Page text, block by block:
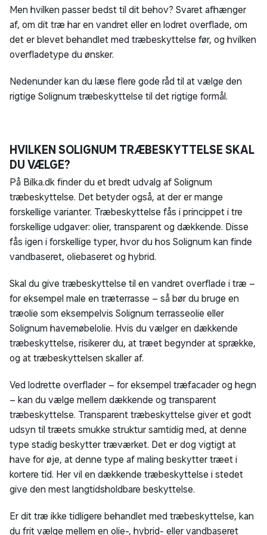
Men hvilken passer bedst til dit behov? Svaret afhænger
af, om dit træ har en vandret eller en lodret overflade, om
det er blevet behandlet med træbeskyttelse før, og hvilken
overfladetype du ønsker.
Nedenunder kan du læse flere gode råd til at vælge den
rigtige Solignum træbeskyttelse til det rigtige formål.
HVILKEN SOLIGNUM TRÆBESKYTTELSE SKAL
DU VÆLGE?
På Bilka.dk finder du et bredt udvalg af Solignum
træbeskyttelse. Det betyder også, at der er mange
forskellige varianter. Træbeskyttelse fås i princippet i tre
forskellige udgaver: olier, transparent og dækkende. Disse
fås igen i forskellige typer, hvor du hos Solignum kan finde
vandbaseret, oliebaseret og hybrid.
Skal du give træbeskyttelse til en vandret overflade i træ –
for eksempel male en træterrasse – så bør du bruge en
træolie som eksempelvis Solignum terrasseolie eller
Solignum havemøbelolie. Hvis du vælger en dækkende
træbeskyttelse, risikerer du, at træet begynder at sprække,
og at træbeskyttelsen skaller af.
Ved lodrette overflader – for eksempel træfacader og hegn
– kan du vælge mellem dækkende og transparent
træbeskyttelse. Transparent træbeskyttelse giver et godt
udsyn til træets smukke struktur samtidig med, at denne
type stadig beskytter træværket. Det er dog vigtigt at
have for øje, at denne type af maling beskytter træet i
kortere tid. Her vil en dækkende træbeskyttelse i stedet
give den mest langtidsholdbare beskyttelse.
Er dit træ ikke tidligere behandlet med træbeskyttelse, kan
du frit vælge mellem en olie-, hybrid- eller vandbaseret